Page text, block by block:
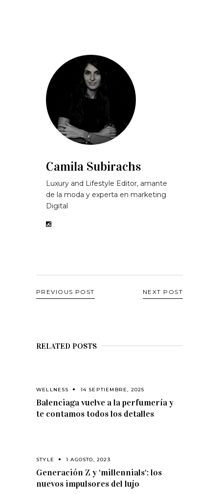
Camila Subirachs
Luxury and Lifestyle Editor, amante
de la moda y experta en marketing
Digital
PREVIOUS POST NEXT POST
RELATED POSTS
WELLNESS 14 SEPTIEMBRE, 2025
Balenciaga vuelve a la perfumería y
te contamos todos los detalles
STYLE 1 AGOSTO, 2023
Generación Z y ‘millennials‘: los
nuevos impulsores del lujo